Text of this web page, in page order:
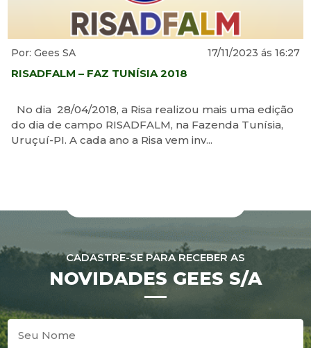
Por: Gees SA 17/11/2023 ás 16:27
RISADFALM – FAZ TUNÍSIA 2018
No dia 28/04/2018, a Risa realizou mais uma edição
do dia de campo RISADFALM, na Fazenda Tunísia,
Uruçuí-PI. A cada ano a Risa vem inv...
CADASTRE-SE PARA RECEBER AS
NOVIDADES GEES S/A